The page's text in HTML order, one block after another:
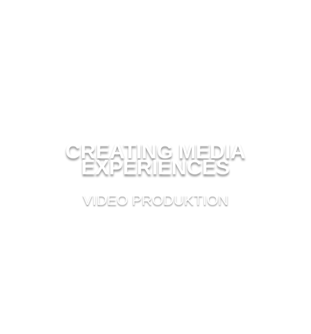
CREATING MEDIA
EXPERIENCES
VIDEO PRODUKTION